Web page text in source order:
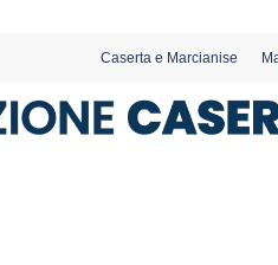
Caserta e Marcianise